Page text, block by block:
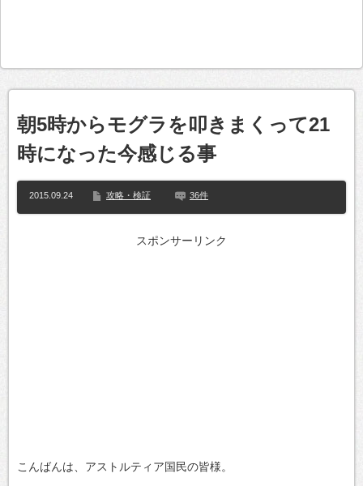
朝5時からモグラを叩きまくって21
時になった今感じる事
2015.09.24 攻略・検証 36件
スポンサーリンク
こんばんは、アストルティア国民の皆様。